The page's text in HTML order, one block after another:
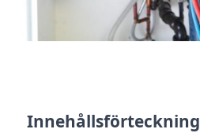
Innehållsförteckning